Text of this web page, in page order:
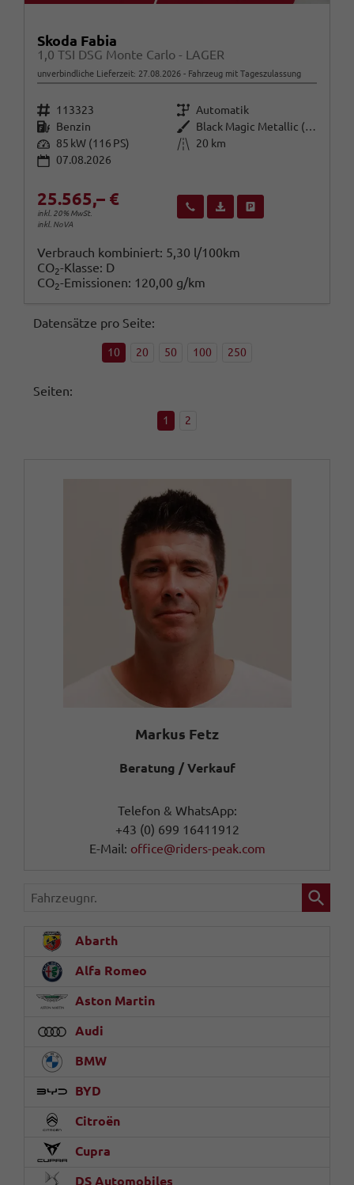
Skoda Fabia
1,0 TSI DSG Monte Carlo - LAGER
unverbindliche Lieferzeit: 27.08.2026 Fahrzeug mit Tageszulassung
Fahrzeugnr. 113323 Getriebe Automatik
Kraftstoff Benzin Außenfarbe
Black Magic Metallic (1Z1Z)
Leistung 85 kW (116 PS) Kilometerstand
20 km
07.08.2026
25.565,– €
inkl. 20% MwSt.
inkl. NoVA
Wir rufen Sie anFahrzeugexposé (PDF)
Verbrauch kombiniert: 5,30 l/100km
CO2-Klasse: D
CO2-Emissionen: 120,00 g/km
Datensätze pro Seite:
10 20 50 100 250
Seiten:
1 2
Markus Fetz
Beratung / Verkauf
Telefon & WhatsApp:
+43 (0) 699 16411912
E-Mail: office@riders-peak.com
Fahrzeugnr.
Abarth
Alfa Romeo
Aston Martin
Audi
BMW
BYD
Citroën
Cupra
DS Automobiles